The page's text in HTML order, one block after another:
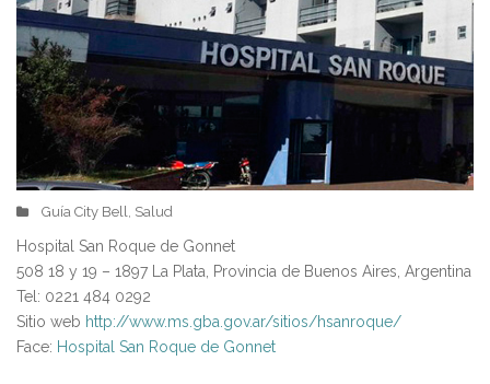
Guía City Bell Salud
Hospital San Roque de Gonnet
508 18 y 19 – 1897 La Plata, Provincia de Buenos Aires, Argentina
Tel: 0221 484 0292
Sitio web http://www.ms.gba.gov.ar/sitios/hsanroque/
Face: Hospital San Roque de Gonnet